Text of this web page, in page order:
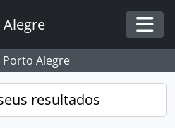
Alegre
Alegre
resultados